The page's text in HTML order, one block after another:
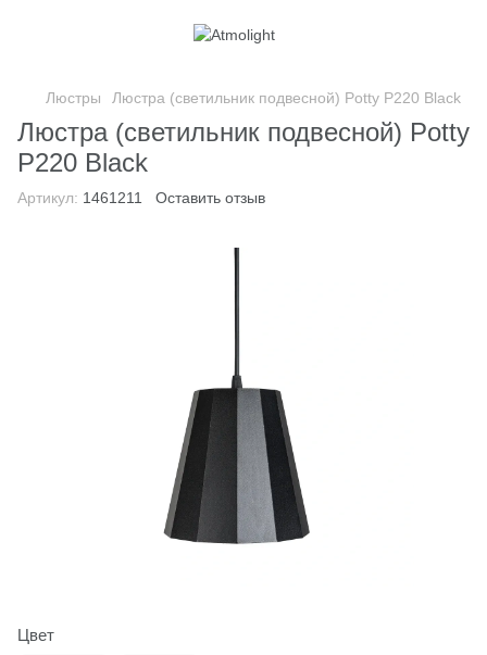
Люстры Люстра (светильник подвесной) Potty P220 Black
Люстра (светильник подвесной) Potty
P220 Black
Артикул: 1461211 Оставить отзыв
Цвет